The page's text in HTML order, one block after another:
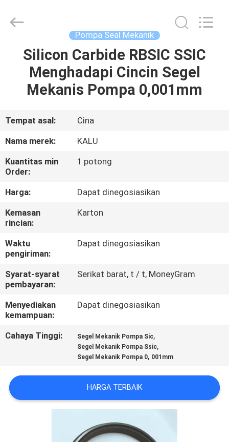
RUMAH
PRODUK
TAMPILAN
VR
TENTANG
KAMI
TUR
PABRIK
KONTROL
KUALITAS
HUBUNGI
KAMI
PERMINTAAN
Rights
Pompa Seal Mekanik
Silicon Carbide RBSIC SSIC
Menghadapi Cincin Segel
Mekanis Pompa 0,001mm
Tempat asal:
Cina
Nama merek:
KALU
Kuantitas min
Order:
1 potong
Harga:
Dapat dinegosiasikan
Kemasan
rincian:
Karton
Waktu
pengiriman:
Dapat dinegosiasikan
Syarat-syarat
pembayaran:
Serikat barat, t / t, MoneyGram
Menyediakan
kemampuan:
Dapat dinegosiasikan
Cahaya Tinggi: Segel Mekanik Pompa Sic,
Segel Mekanik Pompa Ssic,
Segel Mekanik Pompa 0, 001mm
HARGA TERBAIK